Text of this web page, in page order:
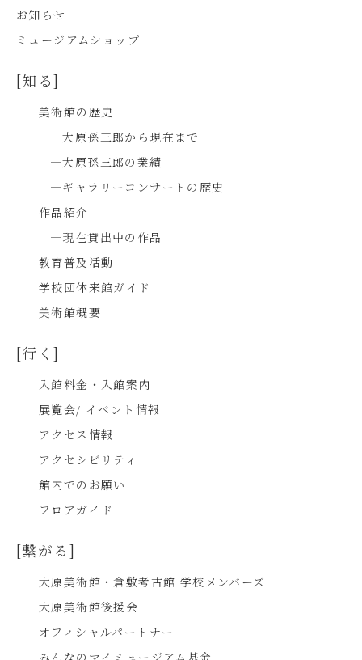
お知らせ
ミュージアムショップ
[知る]
美術館の歴史
―大原孫三郎から現在まで
―大原孫三郎の業績
―ギャラリーコンサートの歴史
作品紹介
―現在貸出中の作品
教育普及活動
学校団体来館ガイド
美術館概要
[行く]
入館料金・入館案内
展覧会/ イベント情報
アクセス情報
アクセシビリティ
館内でのお願い
フロアガイド
[繋がる]
大原美術館・倉敷考古館 学校メンバーズ
大原美術館後援会
オフィシャルパートナー